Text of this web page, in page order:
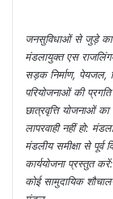
जनसुविधाओं से जुड़े
मंडलायुक्त एस
सड़क निर्माण, पेयजल,
परियोजनाओं की प्रगति
छात्रवृत्ति योजनाओं
लापरवाही नहीं हो:
मंडलीय समीक्षा से
कार्ययोजना प्रस्तुत
कोई सामुदायिक